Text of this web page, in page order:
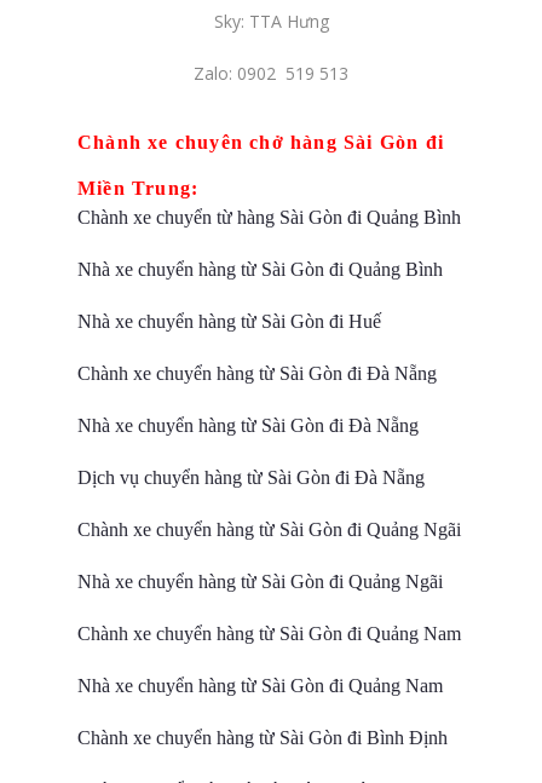
Sky: TTA Hưng
Zalo: 0902 519 513
Chành xe chuyên chở hàng Sài Gòn đi
Miền Trung:
Chành xe chuyển từ hàng Sài Gòn đi Quảng Bình
Nhà xe chuyển hàng từ Sài Gòn đi Quảng Bình
Nhà xe chuyển hàng từ Sài Gòn đi Huế
Chành xe chuyển hàng từ Sài Gòn đi Đà Nẵng
Nhà xe chuyển hàng từ Sài Gòn đi Đà Nẵng
Dịch vụ chuyển hàng từ Sài Gòn đi Đà Nẵng
Chành xe chuyển hàng từ Sài Gòn đi Quảng Ngãi
Nhà xe chuyển hàng từ Sài Gòn đi Quảng Ngãi
Chành xe chuyển hàng từ Sài Gòn đi Quảng Nam
Nhà xe chuyển hàng từ Sài Gòn đi Quảng Nam
Chành xe chuyển hàng từ Sài Gòn đi Bình Định